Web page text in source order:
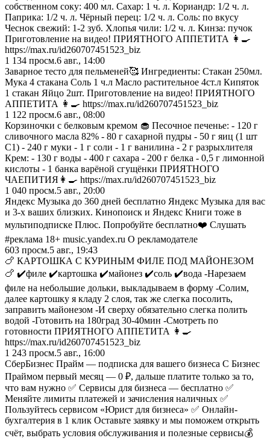
собственном соку: 400 мл. Сахар: 1 ч. л. Кориандр: 1/2 ч. л.
Паприка: 1/2 ч. л. Чёрный перец: 1/2 ч. л. Соль: по вкусу
Чеснок свежий: 1-2 зуб. Хлопья чили: 1/2 ч. л. Кинза: пучок
Приготовление на видео! ПРИЯТНОГО АППЕТИТА 👩‍🍳
https://max.ru/id260707451523_biz
1 134 просм.6 авг., 14:00
Заварное тесто для пельменей🥰 Ингредиенты: Стакан 250мл.
Мука 4 стакана Соль 1 ч.л Масло растительное 4ст.л Кипяток
1 стакан Яйцо 2шт. Приготовление на видео! ПРИЯТНОГО
АППЕТИТА 👩‍🍳 https://max.ru/id260707451523_biz
1 122 просм.6 авг., 08:00
Корзиночки с белковым кремом 🧁 Песочное печенье: - 120 г
сливочного масла 82% - 80 г сахарной пудры - 50 г яиц (1 шт
С1) - 240 г муки - 1 г соли - 1 г ванилина - 2 г разрыхлителя
Крем: - 130 г воды - 400 г сахара - 200 г белка - 0,5 г лимонной
кислоты - 1 банка варёной сгущёнки ПРИЯТНОГО
ЧАЕПИТИЯ👩‍🍳 https://max.ru/id260707451523_biz
1 040 просм.5 авг., 20:00
Яндекс Музыка до 360 дней бесплатно Яндекс Музыка для вас
и 3-х ваших близких. Кинопоиск и Яндекс Книги тоже в
мультиподписке Плюс. Попробуйте бесплатно❤️ Слушать
#реклама 18+ music.yandex.ru О рекламодателе
603 просм.5 авг., 19:43
🍗 КАРТОШКА С КУРИНЫМ ФИЛЕ ПОД МАЙОНЕЗОМ
🍗 ✔️филе ✔️картошка ✔️майонез ✔️соль ✔️вода -Нарезаем
филе на небольшие дольки, выкладываем в форму -Солим,
далее картошку я кладу 2 слоя, так же слегка посолить,
заправить майонезом -И сверху обязательно слегка полить
водой -Готовить на 180град 30-40мин -Смотреть по
готовности ПРИЯТНОГО АППЕТИТА 👩‍🍳
https://max.ru/id260707451523_biz
1 243 просм.5 авг., 16:00
СберБизнес Прайм — подписка для вашего бизнеса С Бизнес
Праймом первый месяц — 0 ₽, дальше платите только за то,
что вам нужно ✅ Сервисы для бизнеса — бесплатно ✅
Меняйте лимиты платежей и зачисления наличных ✅
Пользуйтесь сервисом «Юрист для бизнеса» ✅ Онлайн-
бухгалтерия в 1 клик Оставьте заявку и мы поможем открыть
счёт, выбрать условия обслуживания и полезные сервисы💰